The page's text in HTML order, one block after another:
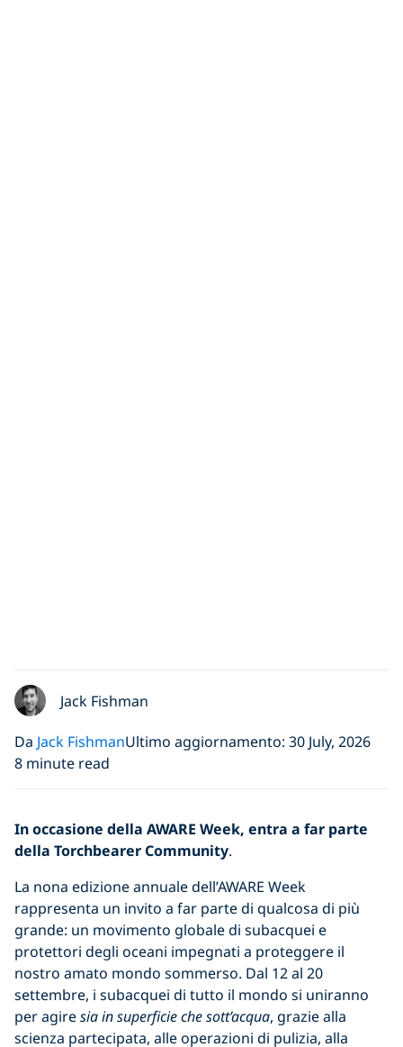
Jack Fishman
Da Jack FishmanUltimo aggiornamento: 30 July, 2026
8 minute read
In occasione della AWARE Week, entra a far parte
della Torchbearer Community.
La nona edizione annuale dell’AWARE Week
rappresenta un invito a far parte di qualcosa di più
grande: un movimento globale di subacquei e
protettori degli oceani impegnati a proteggere il
nostro amato mondo sommerso. Dal 12 al 20
settembre, i subacquei di tutto il mondo si uniranno
per agiresia in superficie che sott’acqua, grazie alla
scienza partecipata, alle operazioni di pulizia, alla